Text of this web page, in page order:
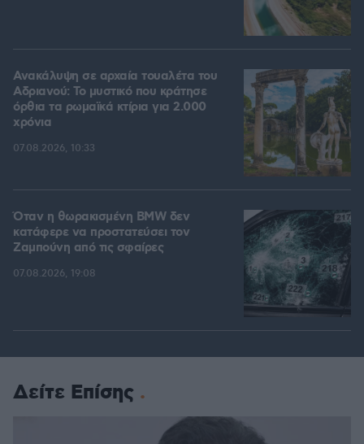
Ανακάλυψη σε αρχαία τουαλέτα του
Αδριανού: Το μυστικό που κράτησε
όρθια τα ρωμαϊκά κτίρια για 2.000
χρόνια
07.08.2026, 10:33
Όταν η θωρακισμένη BMW δεν
κατάφερε να προστατεύσει τον
Ζαμπούνη από τις σφαίρες
07.08.2026, 19:08
Δείτε Επίσης